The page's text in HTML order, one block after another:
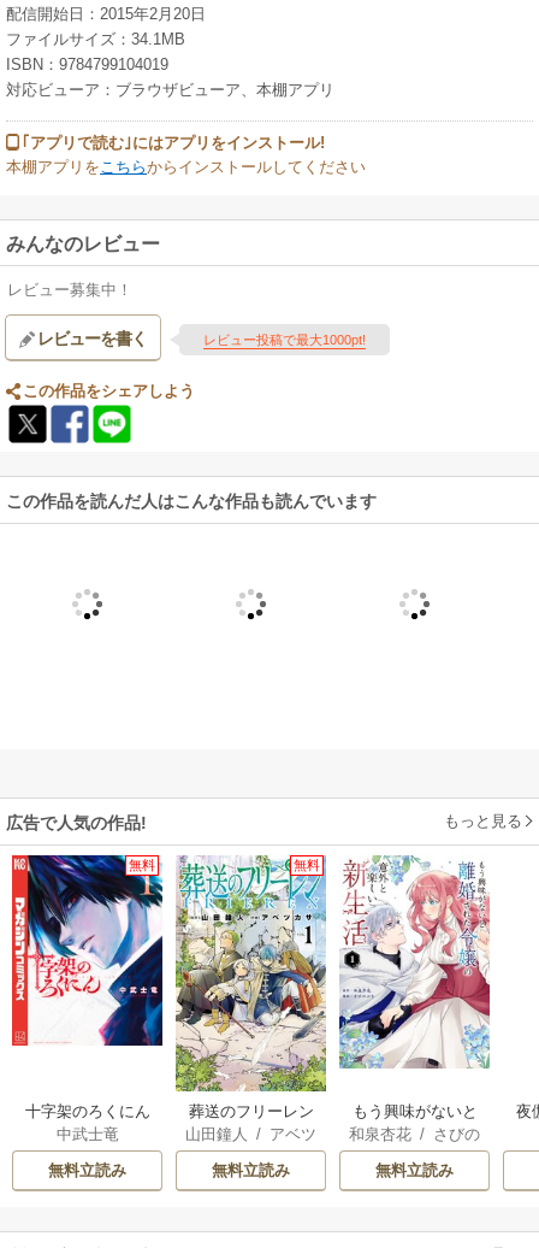
配信開始日：2015年2月20日
ファイルサイズ：34.1MB
ISBN：9784799104019
対応ビューア：ブラウザビューア、本棚アプリ
｢アプリで読む｣にはアプリをインストール!
本棚アプリをこちらからインストールしてください
みんなのレビュー
レビュー募集中！
レビューを書く レビュー投稿で最大1000pt!
この作品をシェアしよう
この作品を読んだ人はこんな作品も読んでいます
広告で人気の作品! もっと見る
無料
十字架のろくにん
中武士竜
無料立読み
無料
葬送のフリーレン
山田鐘人
/ アベツ
カサ
無料立読み
もう興味がないと
離婚された令嬢の
意外と楽しい新生
活
和泉杏花 / さびの
ぶち
無料立読み
夜